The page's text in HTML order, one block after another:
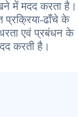
में मदद करता है।
प्रक्रिया-ढाँचे के
एवं प्रबंधन के
करती है।